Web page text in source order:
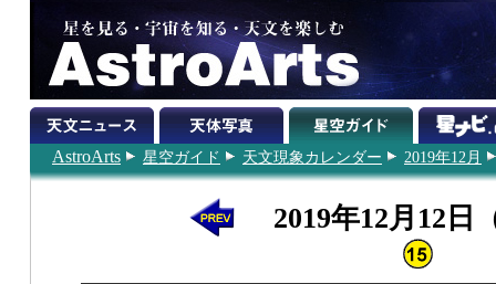
AstroArts 星空ガイド 天文現象カレンダー 2019年12月
2019年12月12日